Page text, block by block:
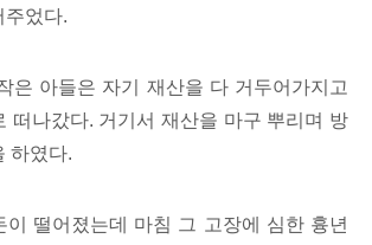
주었다.
은 아들은 자기 재산을 다 거두어가지고
떠나갔다. 거기서 재산을 마구 뿌리며 방
하였다.
이 떨어졌는데 마침 그 고장에 심한 흉년